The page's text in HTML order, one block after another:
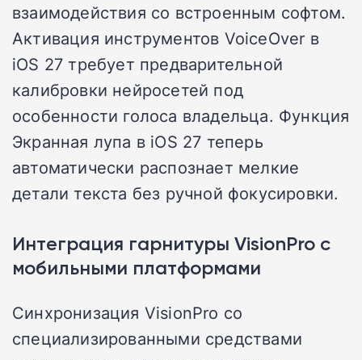
взаимодействия со встроенным софтом.
Активация инструментов VoiceOver в
iOS 27 требует предварительной
калибровки нейросетей под
особенности голоса владельца. Функция
Экранная лупа в iOS 27 теперь
автоматически распознает мелкие
детали текста без ручной фокусировки.
Интеграция гарнитуры VisionPro с
мобильными платформами
Синхронизация VisionPro со
специализированными средствами